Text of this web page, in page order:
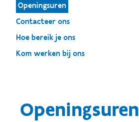
Openingsuren
Contacteer ons
Hoe bereik je ons
Kom werken bij ons
Openingsuren